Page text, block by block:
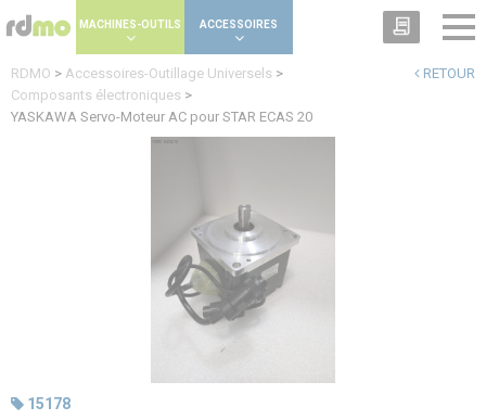
MACHINES-OUTILS ACCESSOIRES
RETOUR
RDMO > Accessoires-Outillage Universels >
Composants électroniques >
YASKAWA Servo-Moteur AC pour STAR ECAS 20
15178